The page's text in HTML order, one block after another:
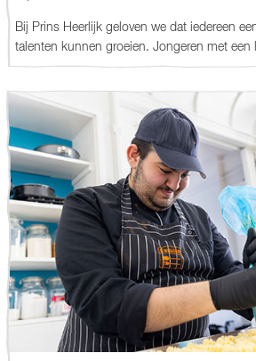
Bij Prins Heerlijk geloven we dat iedereen
talenten kunnen groeien. Jongeren met